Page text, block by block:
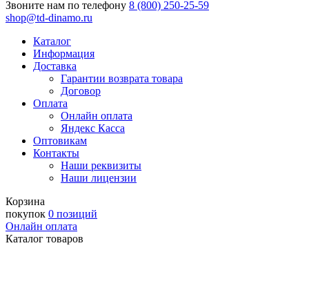
Звоните нам по телефону 8 (800) 250-25-59
shop@td-dinamo.ru
Каталог
Информация
Доставка
Гарантии возврата товара
Договор
Оплата
Онлайн оплата
Яндекс Касса
Оптовикам
Контакты
Наши реквизиты
Наши лицензии
Корзина
покупок 0 позиций
Онлайн оплата
Каталог товаров